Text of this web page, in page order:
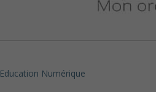
Education Numérique